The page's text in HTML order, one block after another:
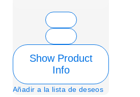
Show Product
Info
Añadir a la lista de deseos